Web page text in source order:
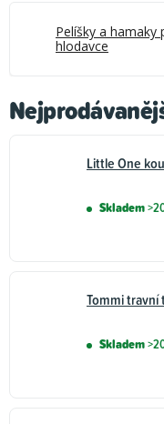
Pelíšky a hamaky
hlodavce
Little One
Skladem
Tommi travní
Skladem